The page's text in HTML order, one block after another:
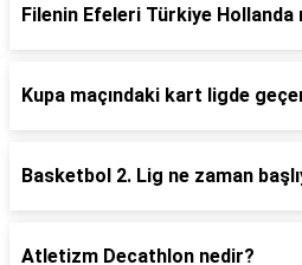
Filenin Efeleri Türkiye Hollanda
Kupa maçındaki kart ligde
Basketbol 2. Lig ne zaman
Atletizm Decathlon nedir?